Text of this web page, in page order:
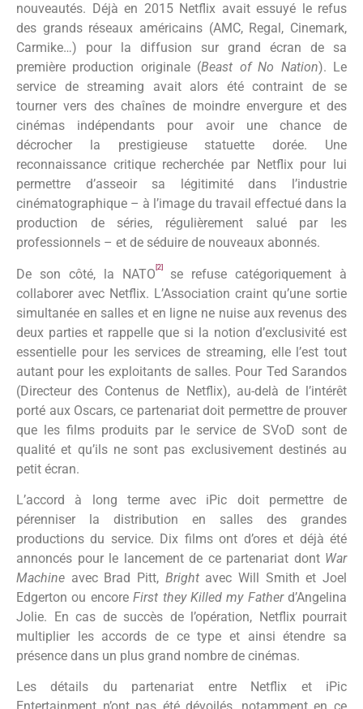
nouveautés. Déjà en 2015 Netflix avait essuyé le refus
des grands réseaux américains (AMC, Regal, Cinemark,
Carmike…) pour la diffusion sur grand écran de sa
première production originale (Beast of No Nation). Le
service de streaming avait alors été contraint de se
tourner vers des chaînes de moindre envergure et des
cinémas indépendants pour avoir une chance de
décrocher la prestigieuse statuette dorée. Une
reconnaissance critique recherchée par Netflix pour lui
permettre d’asseoir sa légitimité dans l’industrie
cinématographique – à l’image du travail effectué dans la
production de séries, régulièrement salué par les
professionnels – et de séduire de nouveaux abonnés.
De son côté, la NATO [2]se refuse catégoriquement à
collaborer avec Netflix. L’Association craint qu’une sortie
simultanée en salles et en ligne ne nuise aux revenus des
deux parties et rappelle que si la notion d’exclusivité est
essentielle pour les services de streaming, elle l’est tout
autant pour les exploitants de salles. Pour Ted Sarandos
(Directeur des Contenus de Netflix), au-delà de l’intérêt
porté aux Oscars, ce partenariat doit permettre de prouver
que les films produits par le service de SVoD sont de
qualité et qu’ils ne sont pas exclusivement destinés au
petit écran.
L’accord à long terme avec iPic doit permettre de
pérenniser la distribution en salles des grandes
productions du service. Dix films ont d’ores et déjà été
annoncés pour le lancement de ce partenariat dont War
Machine avec Brad Pitt, Brightavec Will Smith et Joel
Edgerton ou encoreFirst they Killed my Fatherd’Angelina
Jolie. En cas de succès de l’opération, Netflix pourrait
multiplier les accords de ce type et ainsi étendre sa
présence dans un plus grand nombre de cinémas.
Les détails du partenariat entre Netflix et iPic